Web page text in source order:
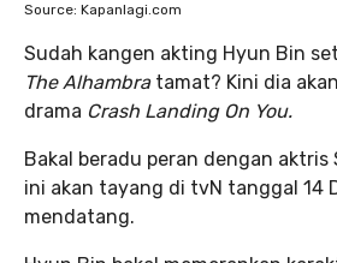
Source: Kapanlagi.com
Sudah kangen akting Hyun Bin
The Alhambra tamat? Kini dia
drama Crash Landing On You.
Bakal beradu peran dengan aktris
ini akan tayang di tvN tanggal 14
mendatang.